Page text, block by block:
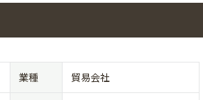
業種 貿易会社